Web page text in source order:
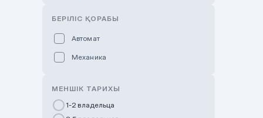
Haval & Tank Pavlodar
Bavaria Almaty
Mycar Shymkent
БЕРІЛІС ҚОРАБЫ
Автомат
Механика
МЕНШІК ТАРИХЫ
1-2 владельца